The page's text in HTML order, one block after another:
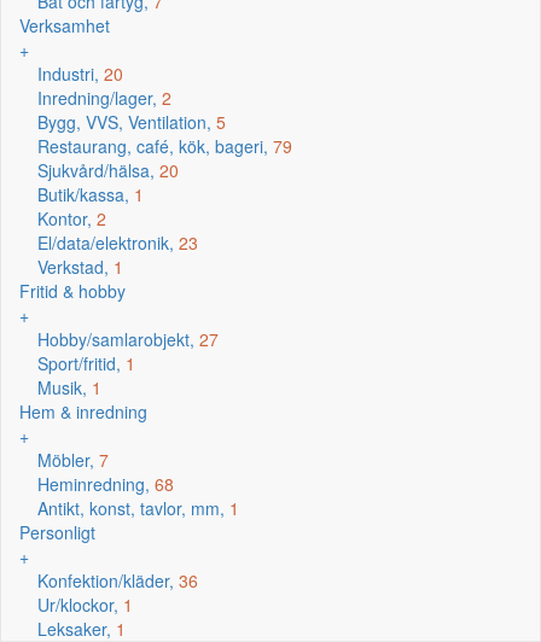
Verksamhet
+
Industri, 20
Inredning/lager, 2
Bygg, VVS, Ventilation, 5
Restaurang, café, kök, bageri, 79
Sjukvård/hälsa, 20
Butik/kassa, 1
Kontor, 2
El/data/elektronik, 23
Verkstad, 1
Fritid & hobby
+
Hobby/samlarobjekt, 27
Sport/fritid, 1
Musik, 1
Hem & inredning
+
Möbler, 7
Heminredning, 68
Antikt, konst, tavlor, mm, 1
Personligt
+
Konfektion/kläder, 36
Ur/klockor, 1
Leksaker, 1